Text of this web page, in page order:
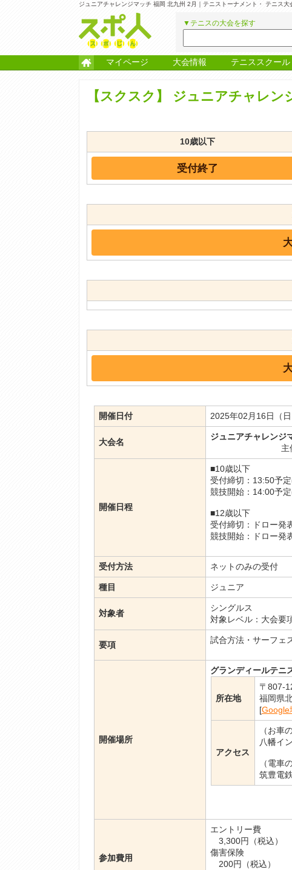
ジュニアチャレンジマッチ 福岡 北九州 2月｜テニストーナメント・ テニス大
▼テニスの大会を探す
マイページ 大会情報 テニススクール
【スクスク】 ジュニアチャレン
10歳以下
受付終了
開催日付 2025年02月16日（日
大会名
ジュニアチャレンジ
主
開催日程
■10歳以下
受付締切：13:50予
競技開始：14:00予
■12歳以下
受付締切：ドロー発
競技開始：ドロー発
受付方法 ネットのみの受付
種目 ジュニア
対象者
シングルス
対象レベル：大会要
要項 試合方法・サーフェ
開催場所
グランディールテニ
所在地
〒807-
福岡県
[Google
アクセス
（お車
八幡イ
（電車
筑豊電
参加費用
エントリー費
3,300円（税込）
傷害保険
200円（税込）